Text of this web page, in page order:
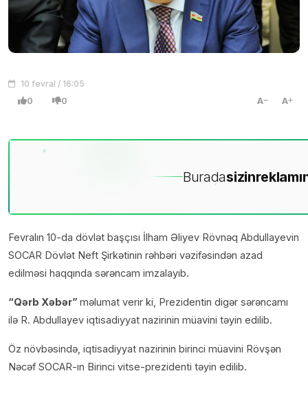
10 fevral / 16:05
0 0 A A
Buradasizin
Fevralın 10-da dövlət başçısı İlham Əliyev Rövnəq Abdullayevin
SOCAR Dövlət Neft Şirkətinin rəhbəri vəzifəsindən azad
edilməsi haqqında sərəncam imzalayıb.
“Qərb Xəbər” məlumat verir ki, Prezidentin digər sərəncamı
ilə R. Abdullayev iqtisadiyyat nazirinin müavini təyin edilib.
Öz növbəsində, iqtisadiyyat nazirinin birinci müavini Rövşən
Nəcəf SOCAR-ın Birinci vitse-prezidenti təyin edilib.